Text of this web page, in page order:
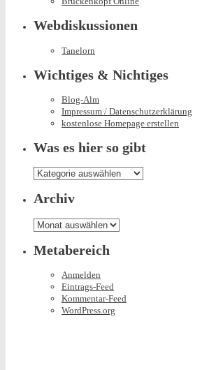
Webdiskussionen
Tanelorn
Wichtiges & Nichtiges
Blog-Alm
Impressum / Datenschutzerklärung
kostenlose Homepage erstellen
Was es hier so gibt
Was
es
hier
so
gibt
Archiv
Archiv
Metabereich
Anmelden
Eintrags-Feed
Kommentar-Feed
WordPress.org